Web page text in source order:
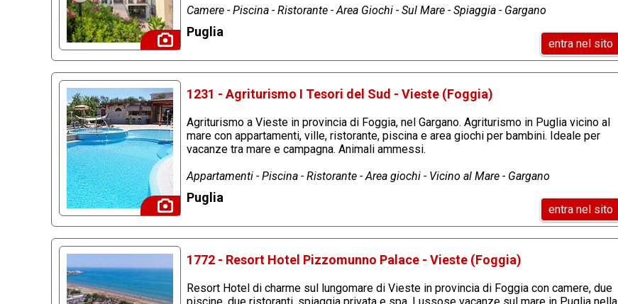
Camere - Piscina - Ristorante - Area Giochi - Sul Mare - Spiaggia - Gargano
Puglia
entra nel sito
1231 - Agriturismo I Tesori del Sud - Vieste (Foggia)
Agriturismo a Vieste in provincia di Foggia, nel Gargano. Agriturismo in Puglia vicino al
mare con appartamenti, ville, ristorante, piscina e area giochi per bambini. Ideale per
vacanze tra mare e campagna. Animali ammessi.
Appartamenti - Piscina - Ristorante - Area giochi - Vicino al Mare - Gargano
Puglia
entra nel sito
1772 - Resort Hotel Pizzomunno Palace - Vieste (Foggia)
Resort Hotel di charme sul lungomare di Vieste in provincia di Foggia con camere, due